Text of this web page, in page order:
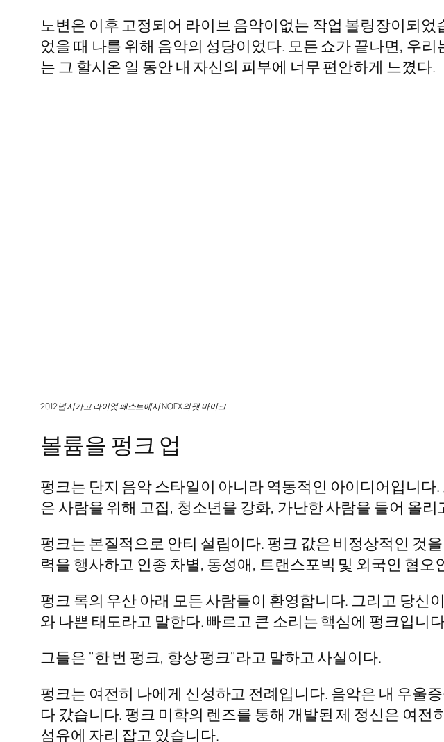
노변은 이후 고정되어 라이브 음악이없는 작업 볼링장이되
었을 때 나를 위해 음악의 성당이었다. 모든 쇼가 끝나면, 우
는 그 할시온 일 동안 내 자신의 피부에 너무 편안하게 느꼈다.
2012년 시카고 라이엇 페스트에서 NOFX의 팻 마이크
볼륨을 펑크 업
펑크는 단지 음악 스타일이 아니라 역동적인 아이디어입니
은 사람을 위해 고집, 청소년을 강화, 가난한 사람을 들어 올
펑크는 본질적으로 안티 설립이다. 펑크 값은 비정상적인 것
력을 행사하고 인종 차별, 동성애, 트랜스포빅 및 외국인 혐오
펑크 록의 우산 아래 모든 사람들이 환영합니다. 그리고 당신
와 나쁜 태도라고 말한다. 빠르고 큰 소리는 핵심에 펑크입니
그들은 "한 번 펑크, 항상 펑크"라고 말하고 사실이다.
펑크는 여전히 나에게 신성하고 전례입니다. 음악은 내 우울
다 갔습니다. 펑크 미학의 렌즈를 통해 개발된 제 정신은 여
섬유에 자리 잡고 있습니다.